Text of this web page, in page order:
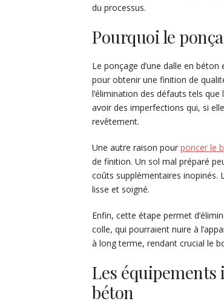
du processus.
Pourquoi le
Le ponçage d’une dalle en
pour obtenir une finition de
l’élimination des défauts tels
avoir des imperfections qui, si
revêtement.
Une autre raison pour poncer le
de finition. Un sol mal préparé
coûts supplémentaires inopinés.
lisse et soigné.
Enfin, cette étape permet
colle, qui pourraient nuire à
à long terme, rendant crucial le
Les équipements
béton